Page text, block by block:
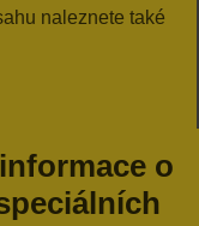
naleznete také
o